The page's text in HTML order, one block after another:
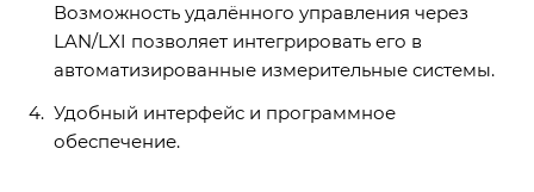
Возможность удалённого управления через
LAN/LXI позволяет интегрировать его в
автоматизированные измерительные системы.
Удобный интерфейс и программное
обеспечение.